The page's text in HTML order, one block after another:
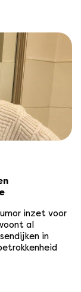
inzet voor
al
in